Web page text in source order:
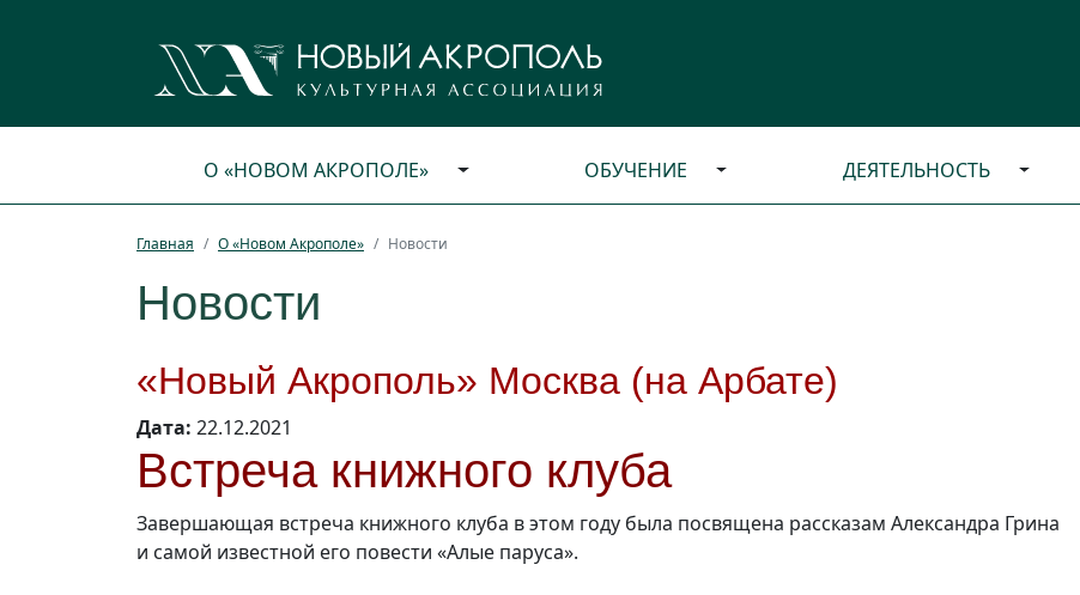
О «НОВОМ АКРОПОЛЕ» ОБУЧЕНИЕ ДЕЯТЕЛЬНОСТЬ
Главная О «Новом Акрополе» Новости
Новости
«Новый Акрополь» Москва (на Арбате)
Дата: 22.12.2021
Встреча книжного клуба
Завершающая встреча книжного клуба в этом году была посвящена рассказам Александра Грина
и самой известной его повести «Алые паруса».